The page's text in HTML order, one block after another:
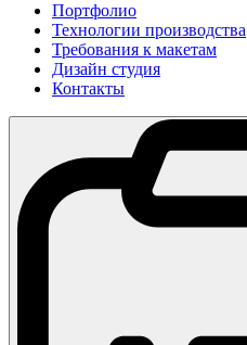
Портфолио
Технологии производства
Требования к макетам
Дизайн студия
Контакты